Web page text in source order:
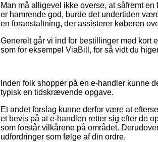
Man må alligevel ikke overse, at såfremt
er hamrende god, burde det undertiden
en foranstaltning, der assisterer køberen
Generelt går vi ind for bestillinger med kort
som for eksempel ViaBill, for så vidt du
Inden folk shopper på en e-handler kunne
typisk en tidskrævende opgave.
Et andet forslag kunne derfor være at
et bevis på at e-handlen retter sig efter de
som forstår vilkårene på området.
udfordringer som følge af din ordre.